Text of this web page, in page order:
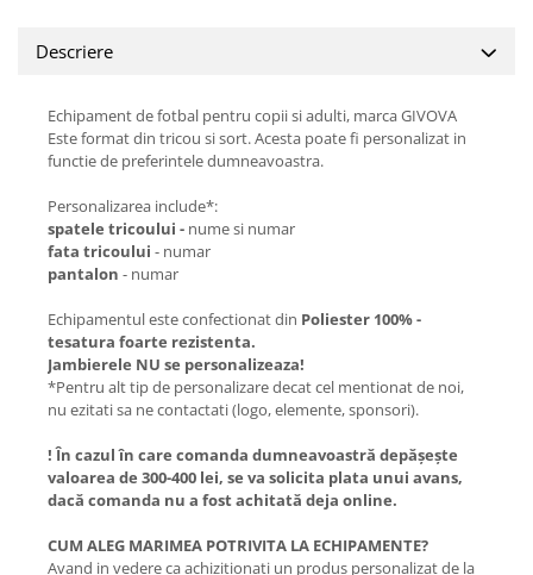
Descriere
Echipament de fotbal pentru copii si adulti, marca GIVOVA
Este format din tricou si sort. Acesta poate fi personalizat in
functie de preferintele dumneavoastra.
Personalizarea include*:
spatele tricoului - nume si numar
fata tricoului - numar
pantalon - numar
Echipamentul este confectionat din Poliester 100% -
tesatura foarte rezistenta.
Jambierele NU se personalizeaza!
*Pentru alt tip de personalizare decat cel mentionat de noi,
nu ezitati sa ne contactati (logo, elemente, sponsori).
!În cazul în care comanda dumneavoastră depășește
valoarea de 300-400 lei, se va solicita plata unui avans,
dacă comanda nu a fost achitată deja online.
CUM ALEG MARIMEA POTRIVITA LA ECHIPAMENTE?
Avand in vedere ca achizitionati un produs personalizat de la